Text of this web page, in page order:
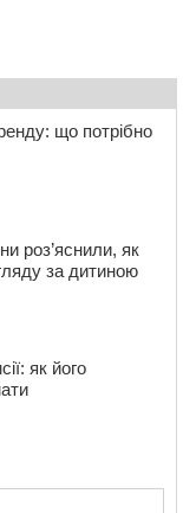
який потрапив у
що потрібно
роз’яснили, як
за дитиною
як його